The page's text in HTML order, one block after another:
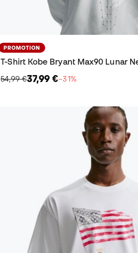
PROMOTION
T-Shirt Kobe Bryant Max90 Lunar
54,99 €37,99 €−31%